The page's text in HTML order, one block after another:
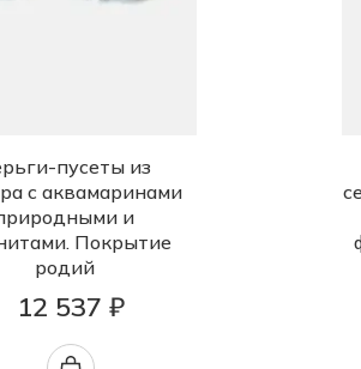
пусеты из
с аквамаринами
и
Покрытие
родий
12 537 ₽